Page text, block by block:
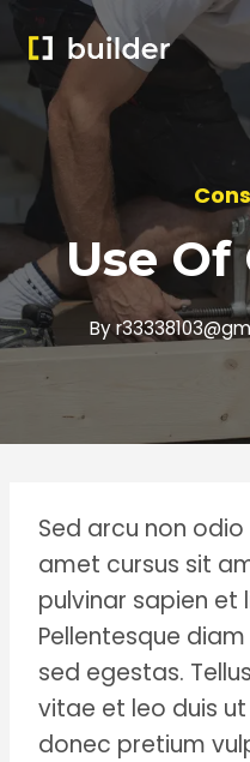
content
Use Of
By
Sed arcu non
amet cursus sit
pulvinar sapien et
Pellentesque
sed egestas.
vitae et leo duis
donec pretium